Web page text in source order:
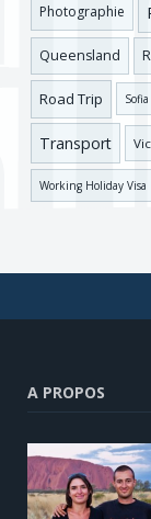
Photographie
Queensland
Road Trip Sofia
Transport
Working Holiday Visa
A PROPOS